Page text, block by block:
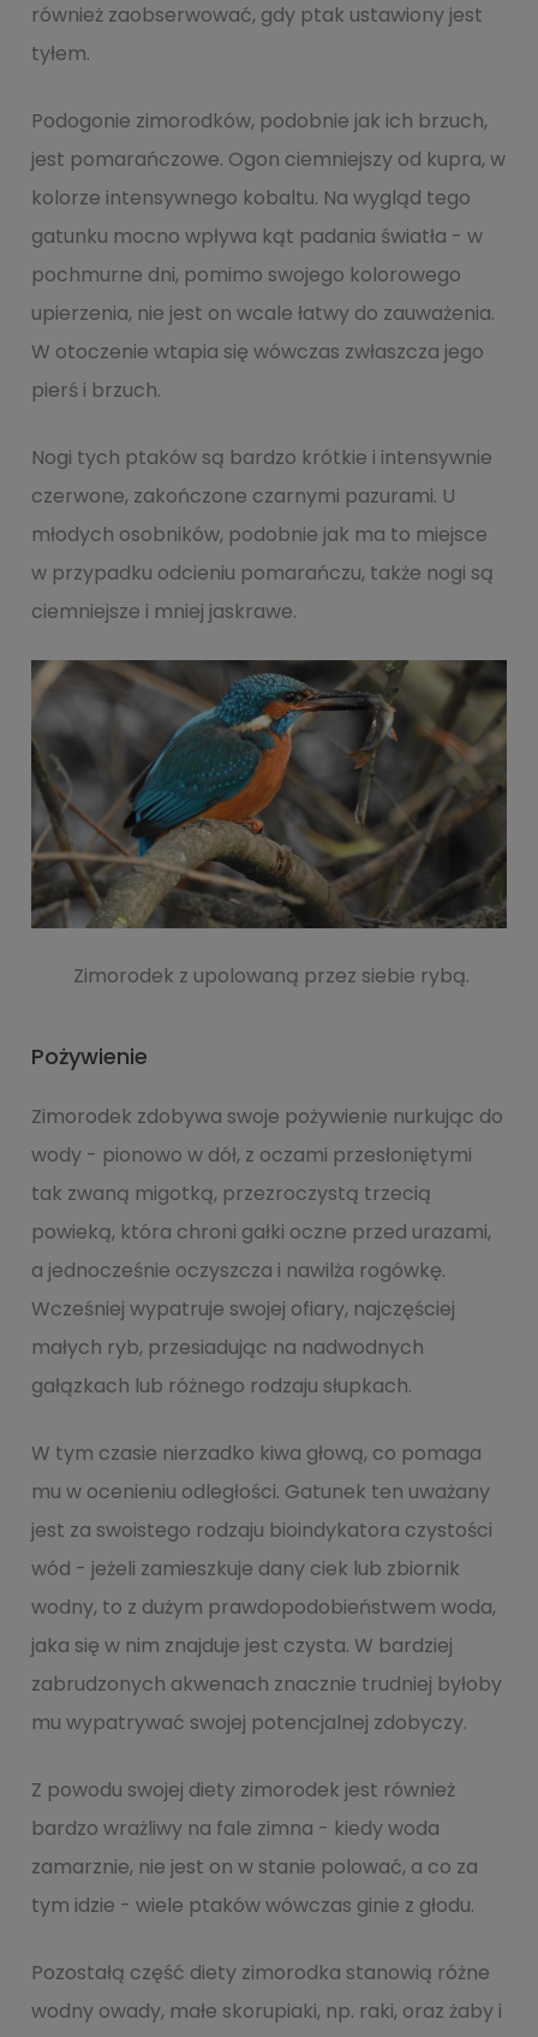
również zaobserwować, gdy ptak ustawiony jest
tyłem.
Podogonie zimorodków, podobnie jak ich brzuch,
jest pomarańczowe. Ogon ciemniejszy od kupra, w
kolorze intensywnego kobaltu. Na wygląd tego
gatunku mocno wpływa kąt padania światła - w
pochmurne dni, pomimo swojego kolorowego
upierzenia, nie jest on wcale łatwy do zauważenia.
W otoczenie wtapia się wówczas zwłaszcza jego
pierś i brzuch.
Nogi tych ptaków są bardzo krótkie i intensywnie
czerwone, zakończone czarnymi pazurami. U
młodych osobników, podobnie jak ma to miejsce
w przypadku odcieniu pomarańczu, także nogi są
ciemniejsze i mniej jaskrawe.
Zimorodek z upolowaną przez siebie rybą.
Pożywienie
Zimorodek zdobywa swoje pożywienie nurkując do
wody - pionowo w dół, z oczami przesłoniętymi
tak zwaną migotką, przezroczystą trzecią
powieką, która chroni gałki oczne przed urazami,
a jednocześnie oczyszcza i nawilża rogówkę.
Wcześniej wypatruje swojej ofiary, najczęściej
małych ryb, przesiadując na nadwodnych
gałązkach lub różnego rodzaju słupkach.
W tym czasie nierzadko kiwa głową, co pomaga
mu w ocenieniu odległości. Gatunek ten uważany
jest za swoistego rodzaju bioindykatora czystości
wód - jeżeli zamieszkuje dany ciek lub zbiornik
wodny, to z dużym prawdopodobieństwem woda,
jaka się w nim znajduje jest czysta. W bardziej
zabrudzonych akwenach znacznie trudniej byłoby
mu wypatrywać swojej potencjalnej zdobyczy.
Z powodu swojej diety zimorodek jest również
bardzo wrażliwy na fale zimna - kiedy woda
zamarznie, nie jest on w stanie polować, a co za
tym idzie - wiele ptaków wówczas ginie z głodu.
Pozostałą część diety zimorodka stanowią różne
wodny owady, małe skorupiaki, np. raki, oraz żaby i